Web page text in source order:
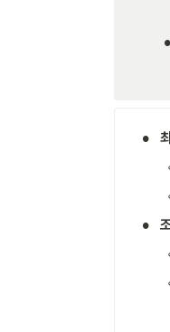
•
•
•